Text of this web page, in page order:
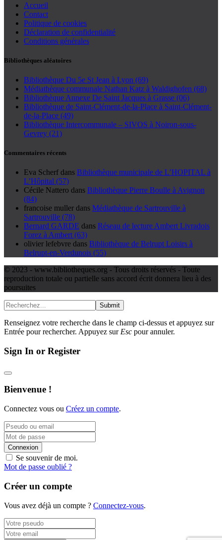
Accueil
Contact
Politique de cookies
Déclaration de confidentialité
Conditions générales
Bibliothèques aléatoires
Bibliothèque Du 5e St Jean à Lyon (69)
Médiathèque communale Nathan Katz à Waldighofen (68)
Bibliothèque Annexe De Saint Jacques à Grasse (06)
Bibliothèque de Saint-Clément-de-la-Place à Saint-Clément-
de-la-Place (49)
Bibliothèque Intercommunale – SIVOS à Noiron-sous-
Gevrey (21)
Commentaires récents
Eva Scherf dans Bibliothèque municipale de L’HOPITAL à
L’Hôpital (57)
Cécile Nattero dans Bibliothèque Pierre Boulle à Avignon
(84)
francoise muller dans Médiathèque de Sartrouville à
Sartrouville (78)
Bernard GARDE dans Réseau de lecture Ambert Livradois
Forez à Ambert (63)
olivier lefebvre dans Bibliothèque de Belrupt Loisirs à
Belrupt-en-Verdunois (55)
© 2023 - www.bibliotheques.org - Tous droits réservés - Toute
reproduction totale ou partielle sans accord écrit donnera lieu à des
poursuites
Submit
Renseignez votre recherche dans le champ ci-dessus et appuyez sur
Entrée pour rechercher. Appuyez sur Esc pour annuler.
Sign In or Register
Bienvenue !
Connectez vous ou Créez un compte.
Connexion
Se souvenir de moi.
Mot de passe oublié ?
Créer un compte
Vous avez déjà un compte ? Connectez-vous.